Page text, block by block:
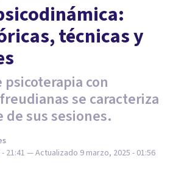
técnicas y
con
se caracteriza
de sus sesiones.
21:41— Actualizado 9 marzo, 2025 - 01:56